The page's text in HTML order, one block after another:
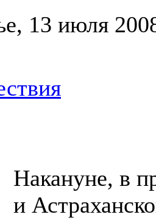
13 июля
Накануне, в
и